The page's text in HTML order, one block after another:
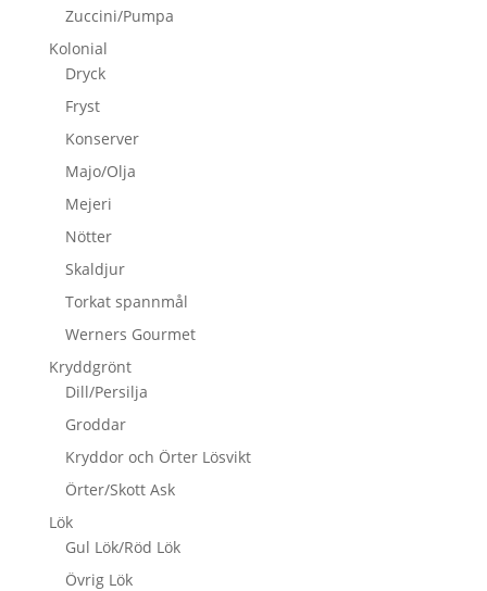
Zuccini/Pumpa
Kolonial
Dryck
Fryst
Konserver
Majo/Olja
Mejeri
Nötter
Skaldjur
Torkat spannmål
Werners Gourmet
Kryddgrönt
Dill/Persilja
Groddar
Kryddor och Örter Lösvikt
Örter/Skott Ask
Lök
Gul Lök/Röd Lök
Övrig Lök